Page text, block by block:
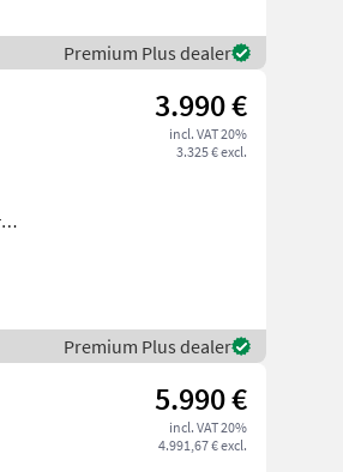
Premium Plus dealer
3.990 €
incl. VAT 20%
3.325 € excl.
Premium Plus dealer
5.990 €
incl. VAT 20%
4.991,67 € excl.